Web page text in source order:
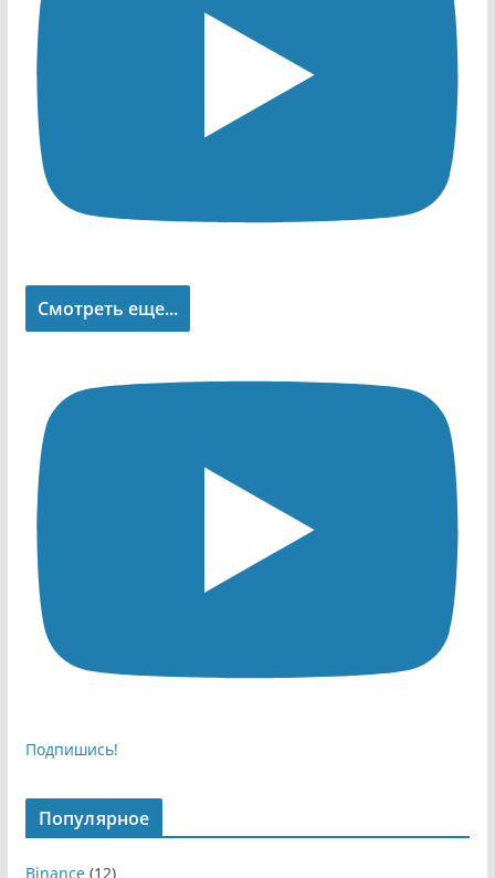
Смотреть еще...
Подпишись!
Популярное
Binance(12)